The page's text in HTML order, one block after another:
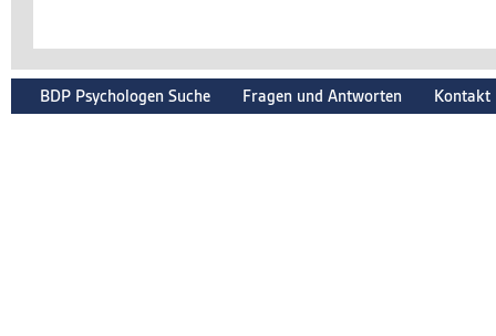
BDP Psychologen Suche Fragen und Antworten Kontakt